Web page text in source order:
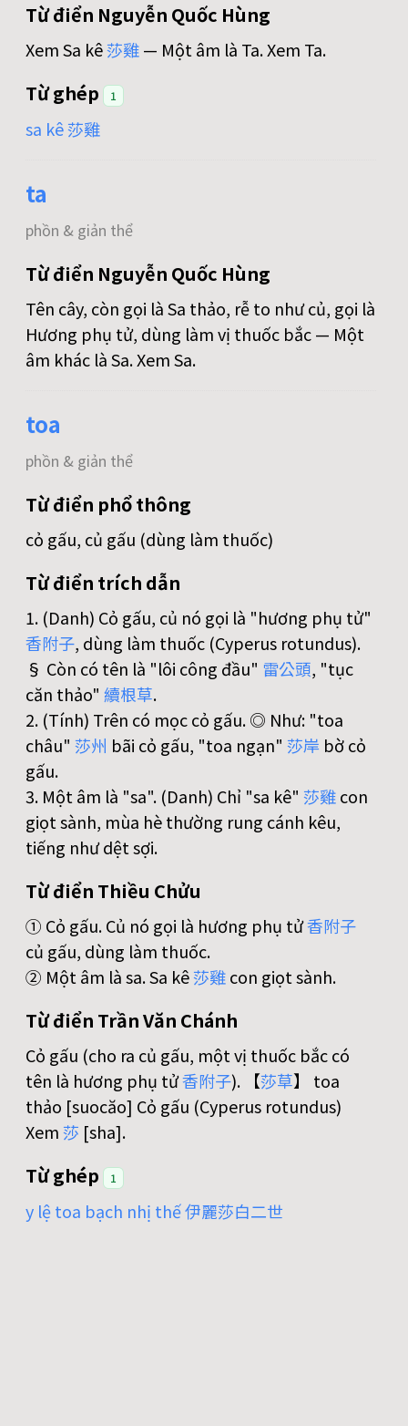
Từ điển Nguyễn Quốc Hùng
Xem Sa kê莎雞— Một âm là Ta. Xem Ta.
Từ ghép 1
sa kê 莎雞
ta
phồn & giản thể
Từ điển Nguyễn Quốc Hùng
Tên cây, còn gọi là Sa thảo, rễ to như củ, gọi là
Hương phụ tử, dùng làm vị thuốc bắc — Một
âm khác là Sa. Xem Sa.
toa
phồn & giản thể
Từ điển phổ thông
cỏ gấu, củ gấu (dùng làm thuốc)
Từ điển trích dẫn
1. (Danh) Cỏ gấu, củ nó gọi là "hương phụ tử"
香附子, dùng làm thuốc (Cyperus rotundus).
§ Còn có tên là "lôi công đầu" 雷公頭, "tục
căn thảo" 續根草.
2. (Tính) Trên có mọc cỏ gấu. ◎ Như: "toa
châu" 莎州 bãi cỏ gấu, "toa ngạn" 莎岸 bờ cỏ
gấu.
3. Một âm là "sa". (Danh) Chỉ "sa kê" 莎雞con
giọt sành, mùa hè thường rung cánh kêu,
tiếng như dệt sợi.
Từ điển Thiều Chửu
① Cỏ gấu. Củ nó gọi là hương phụ tử香附子
củ gấu, dùng làm thuốc.
② Một âm là sa. Sa kê莎雞con giọt sành.
Từ điển Trần Văn Chánh
Cỏ gấu (cho ra củ gấu, một vị thuốc bắc có
tên là hương phụ tử香附子). 【莎草】 toa
thảo [suocăo] Cỏ gấu (Cyperus rotundus)
Xem莎 [sha].
Từ ghép 1
y lệ toa bạch nhị thế 伊麗莎白二世